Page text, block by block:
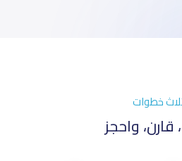
خطوات
قارن، واحجز